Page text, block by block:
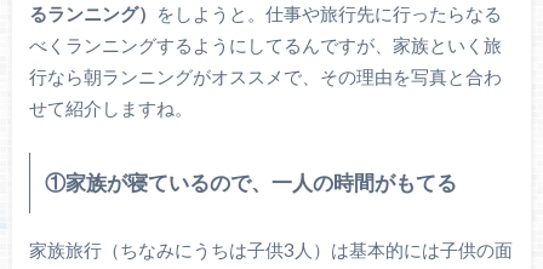
るランニング）
をしようと。仕事や旅行先に行ったらなる
べくランニングするようにしてるんですが、家族といく旅
行なら朝ランニングがオススメで、その理由を写真と合わ
せて紹介しますね。
①家族が寝ているので、一人の時間がもてる
家族旅行（ちなみにうちは子供3人）は基本的には子供の面